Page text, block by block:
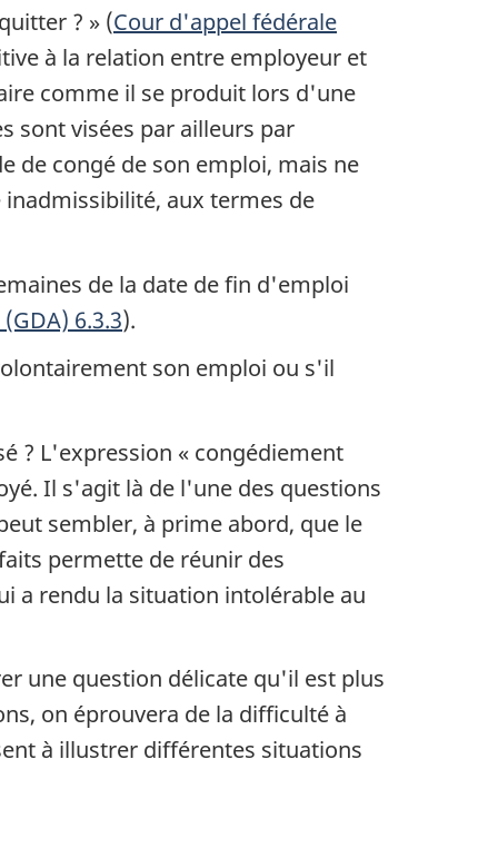
? » (Cour d'appel fédérale
à la relation entre employeur et
comme il se produit lors d'une
sont visées par ailleurs par
de congé de son emploi, mais ne
aux termes de
de la date de fin d'emploi
6.3.3).
son emploi ou s'il
? L'expression « congédiement
Il s'agit là de l'une des questions
sembler, à prime abord, que le
permette de réunir des
a rendu la situation intolérable au
une question délicate qu'il est plus
on éprouvera de la difficulté à
à illustrer différentes situations